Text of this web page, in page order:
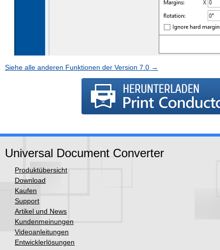
Siehe alle anderen Funktionen der Version 7.0 →
Universal Document Converter
Produktübersicht
Download
Kaufen
Support
Artikel und News
Kundenmeinungen
Videoanleitungen
Entwicklerlösungen